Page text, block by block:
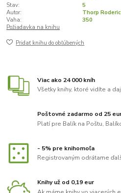
Stav:
5
Autor:
Thorp
Vaha:
350
Požiadavka na knihu
Pridať knihu do obľúbených
Viac ako 24 000 kníh
Všetky knihy, ktoré vidíte a
Poštovné zadarmo od 25
Platí pre Balík na Poštu,
- 5% pre knihomoľa
Registrovaným odrátame
Knihy už od 0,19 eur